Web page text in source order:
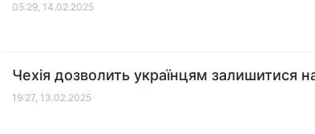
05:29, 14.02.2025
Чехія дозволить українцям залишитися
19:27, 13.02.2025